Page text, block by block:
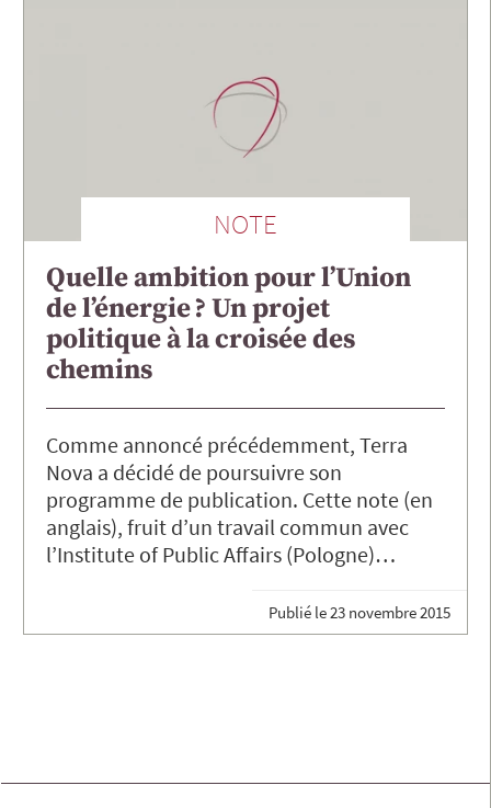
NOTE
Quelle ambition pour l’Union
de l’énergie ? Un projet
politique à la croisée des
chemins
Comme annoncé précédemment, Terra
Nova a décidé de poursuivre son
programme de publication. Cette note (en
anglais), fruit d’un travail commun avec
l’Institute of Public Affairs (Pologne)…
Publié le23 novembre 2015